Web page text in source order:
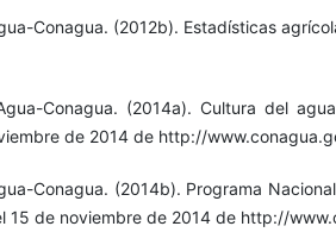
Conagua. (2012b). Estadísticas
Conagua. (2014a). Cultura del
de 2014 de http://
Conagua. (2014b). Programa
15 de noviembre de 2014 de http://